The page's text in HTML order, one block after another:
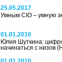
25.05.2017
Умным CIO – умную
01.01.2010
Юлия Шуткина:
начинаться с низов